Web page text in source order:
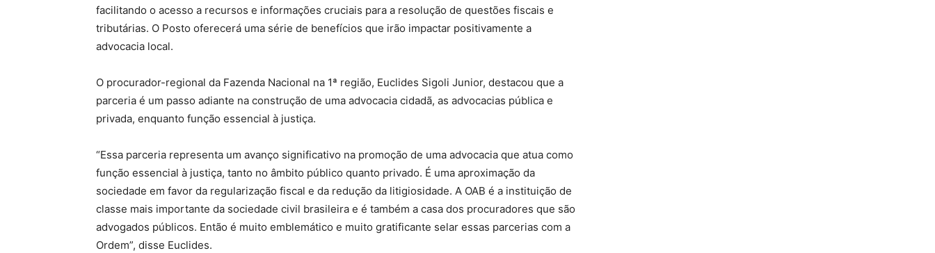
facilitando o acesso a recursos e informações cruciais para a resolução de questões fiscais e
tributárias. O Posto oferecerá uma série de benefícios que irão impactar positivamente a
advocacia local.
O procurador-regional da Fazenda Nacional na 1ª região, Euclides Sigoli Junior, destacou que a
parceria é um passo adiante na construção de uma advocacia cidadã, as advocacias pública e
privada, enquanto função essencial à justiça.
“Essa parceria representa um avanço significativo na promoção de uma advocacia que atua como
função essencial à justiça, tanto no âmbito público quanto privado. É uma aproximação da
sociedade em favor da regularização fiscal e da redução da litigiosidade. A OAB é a instituição de
classe mais importante da sociedade civil brasileira e é também a casa dos procuradores que são
advogados públicos. Então é muito emblemático e muito gratificante selar essas parcerias com a
Ordem”, disse Euclides.